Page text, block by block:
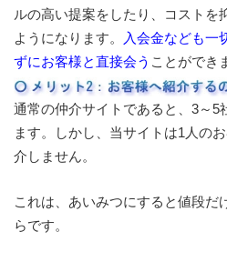
ルの高い提案をしたり、コストを
ようになります。
入会金なども一
ずにお客様と直接会う ことができ
通常の仲介サイトであると、3～5
ます。しかし、当サイトは1人の
介しません。
これは、あいみつにすると値段だ
らです。